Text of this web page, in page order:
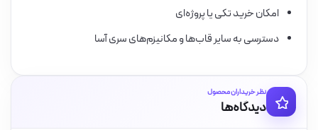
امکان خرید تکی یا پروژه‌ای
دسترسی به سایر قاب‌ها و مکانیزم‌های سری آسا
نظر خریداران محصول
دیدگاه‌ها